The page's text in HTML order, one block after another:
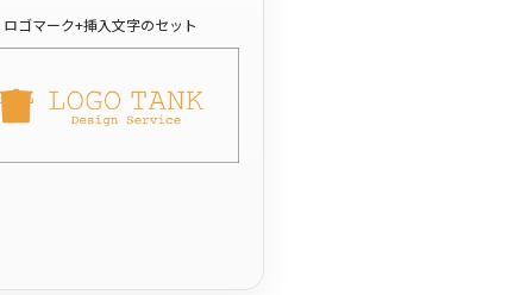
ロゴマーク+挿入文字のセット